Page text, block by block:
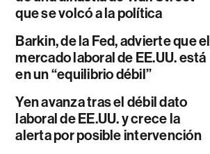
que se volcó a la política
Barkin, de la Fed, advierte que el
mercado laboral de EE.UU. está
en un “equilibrio débil”
Yen avanza tras el débil dato
laboral de EE.UU. y crece la
alerta por posible intervención